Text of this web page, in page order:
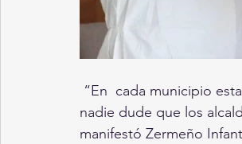
“En  cada municipio
nadie dude que los
manifestó Zermeño